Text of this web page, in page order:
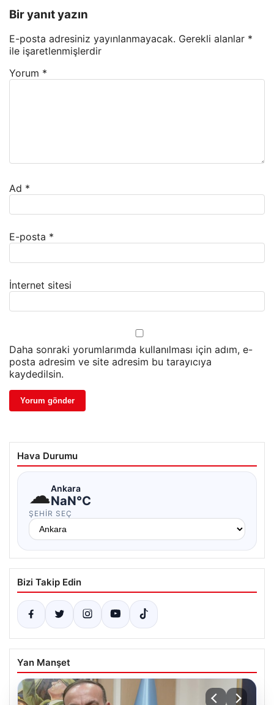
Bir yanıt yazın
E-posta adresiniz yayınlanmayacak. Gerekli alanlar *
ile işaretlenmişlerdir
Yorum *
Ad *
E-posta *
İnternet sitesi
Daha sonraki yorumlarımda kullanılması için adım, e-
posta adresim ve site adresim bu tarayıcıya
kaydedilsin.
Hava Durumu
☁Ankara
NaN°C
ŞEHIR SEÇ
Bizi Takip Edin
Yan Manşet